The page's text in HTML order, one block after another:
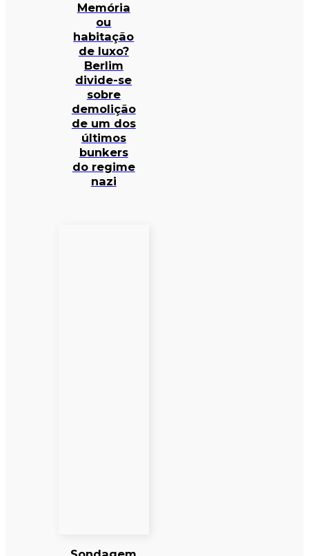
Memória
ou
habitação
de luxo?
Berlim
divide-se
sobre
demolição
de um dos
últimos
bunkers
do regime
nazi